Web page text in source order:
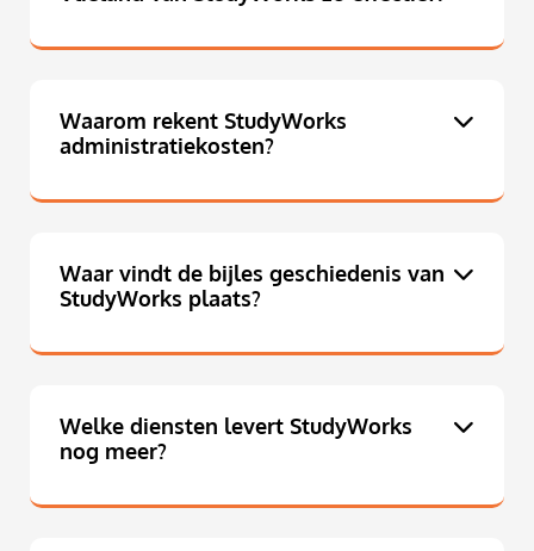
Waarom rekent StudyWorks
administratiekosten?
Waar vindt de bijles geschiedenis van
StudyWorks plaats?
Welke diensten levert StudyWorks
nog meer?